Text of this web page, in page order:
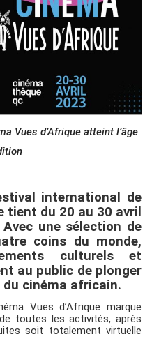
Vues d’Afrique atteint l’âge
international de
tient du 20 au 30 avril
une sélection de
coins du monde,
culturels et
au public de plonger
du cinéma africain.
Vues d’Afrique marque
toutes les activités, après
soit totalement virtuelle